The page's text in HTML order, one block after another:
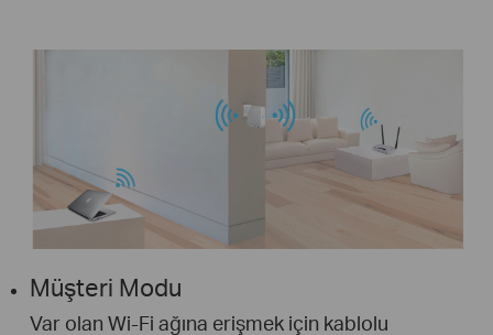
Müşteri Modu
Var olan Wi-Fi ağına erişmek için kablolu